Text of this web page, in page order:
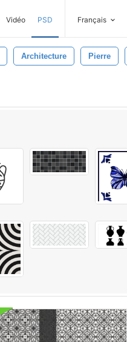
Vidéo PSD Français
Architecture Pierre